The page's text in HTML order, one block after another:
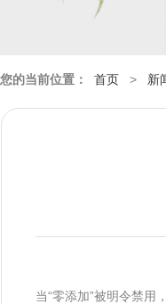
您的当前位置： 首页 > 新
当“零添加”被明令禁用